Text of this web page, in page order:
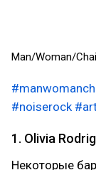
Man/Woman/
#noiserock
1. Olivia
Некоторые